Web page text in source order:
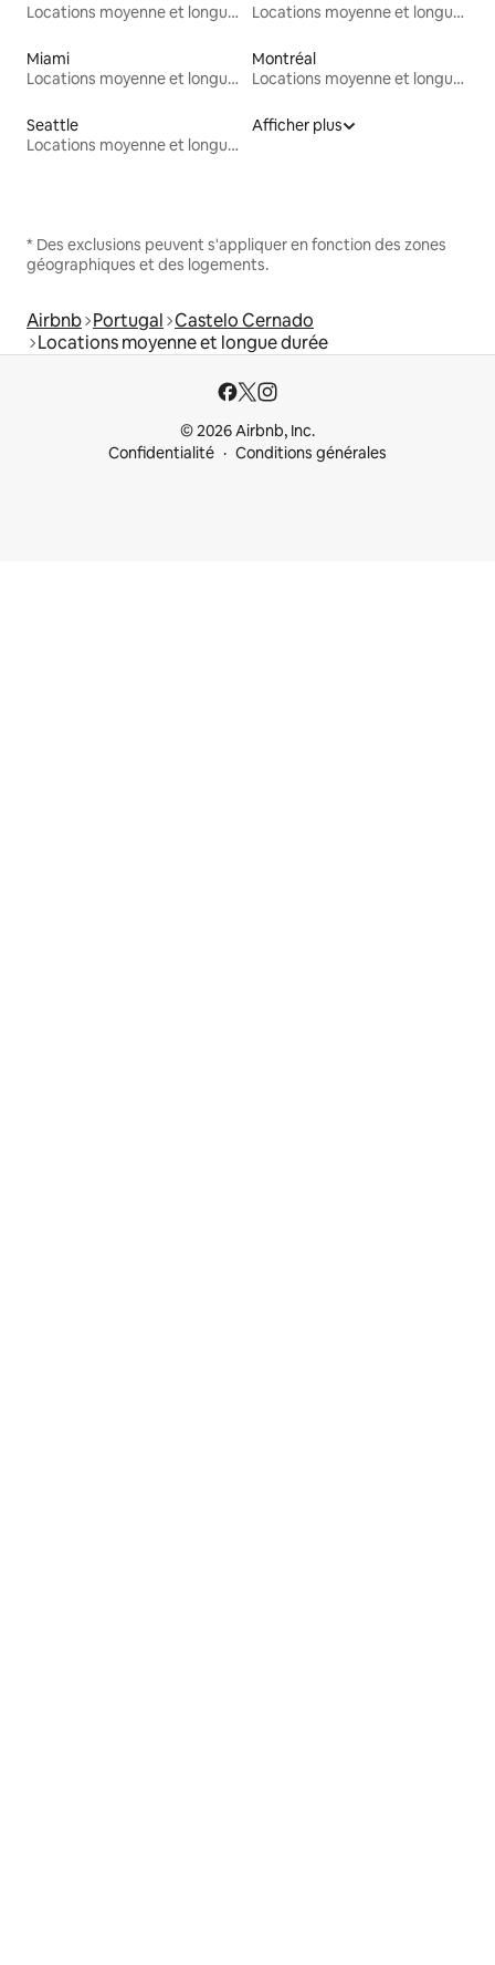
Locations moyenne et longue durée
Locations moyenne et longue durée
Miami
Locations moyenne et longue durée
Montréal
Locations moyenne et longue durée
Seattle
Locations moyenne et longue durée
Afficher plus
* Des exclusions peuvent s'appliquer en fonction des zones
géographiques et des logements.
Airbnb Portugal Castelo Cernado
Locations moyenne et longue durée
© 2026 Airbnb, Inc.
Confidentialité
Conditions générales